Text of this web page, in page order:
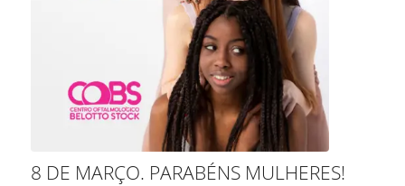
8 DE MARÇO. PARABÉNS MULHERES!